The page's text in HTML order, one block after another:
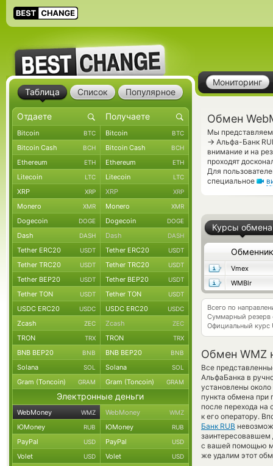
Мониторинг
Обмен
Мы представляем
→ Альфа-Банк
внимание и на
проходят
Для
специальное
Курсы обмена
Обменник
Vmex
WMBlr
Всего по
Суммарный резерв
Официальный курс
Обмен WMZ
Все
АльфаБанка в
установлены
пункта обмена при
после перехода на
к его оператору.
Банк RUB
заинтересовавшем
с вашей помощью
же удалим этот
Таблица Список Популярное
Bitcoin BTC Bitcoin BTC
Bitcoin Cash BCH Bitcoin Cash BCH
Ethereum ETH Ethereum ETH
Litecoin LTC Litecoin LTC
XRP XRP XRP XRP
Monero XMR Monero XMR
Dogecoin DOGE Dogecoin DOGE
Dash DASH Dash DASH
Tether ERC20 USDT Tether ERC20 USDT
Tether TRC20 USDT Tether TRC20 USDT
Tether BEP20 USDT Tether BEP20 USDT
Tether TON USDT Tether TON USDT
USDC ERC20 USDC USDC ERC20 USDC
Zcash ZEC Zcash ZEC
TRON TRX TRON TRX
BNB BEP20 BNB BNB BEP20 BNB
Solana SOL Solana SOL
Gram (Toncoin) GRAM Gram (Toncoin) GRAM
Электронные деньги
WebMoney WMZ WebMoney WMZ
ЮMoney RUB ЮMoney RUB
PayPal USD PayPal USD
Volet USD Volet USD